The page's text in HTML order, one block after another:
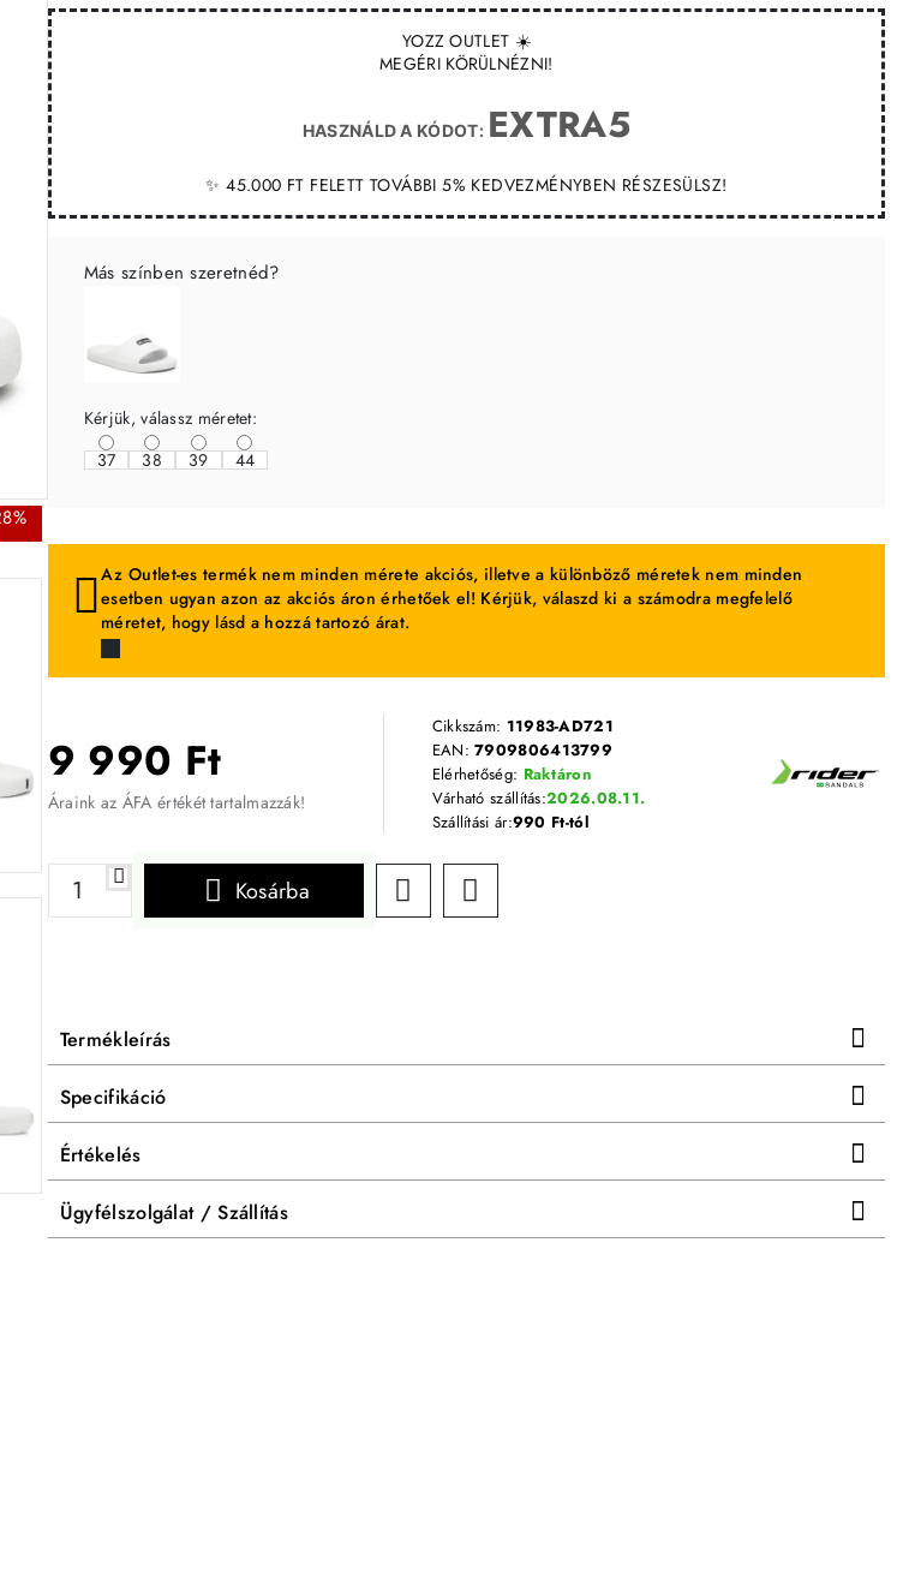
YOZZ OUTLET ☀️
MEGÉRI KÖRÜLNÉZNI!
HASZNÁLD A KÓDOT: EXTRA5
✨ 45.000 FT FELETT TOVÁBBI 5% KEDVEZMÉNYBEN RÉSZESÜLSZ!
9 990 Ft
Áraink az ÁFA értékét tartalmazzák!
Cikkszám: 11983-AD721
EAN:7909806413799
Elérhetőség: Raktáron
Várható szállítás:2026.08.11.
Szállítási ár:990 Ft-tól
Más színben szeretnéd?
Kérjük, válassz méretet:
37
38 39 44
Kosárba
Az Outlet-es termék nem minden mérete akciós, illetve a különböző méretek nem minden
esetben ugyan azon az akciós áron érhetőek el! Kérjük, válaszd ki a számodra megfelelő
méretet, hogy lásd a hozzá tartozó árat.
Termékleírás
Specifikáció
Értékelés
Ügyfélszolgálat / Szállítás